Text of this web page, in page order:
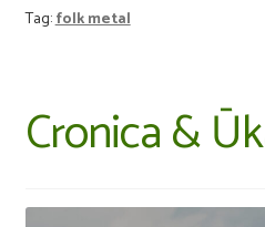
Tag:folk metal
Cronica &